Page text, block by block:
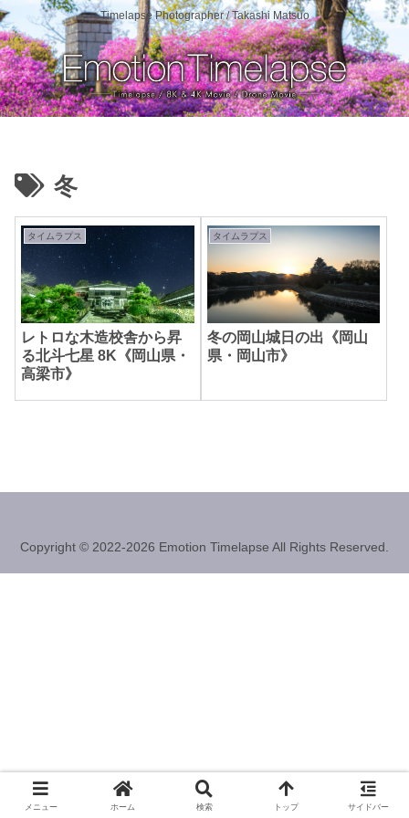
Timelapse Photographer / Takashi Matsuo
冬
タイムラプス
レトロな木造校舎から昇
る北斗七星 8K《岡山県・
高梁市》
タイムラプス
冬の岡山城日の出《岡山
県・岡山市》
Copyright © 2022-2026 Emotion Timelapse All Rights Reserved.
メニュー ホーム 検索 トップ サイドバー